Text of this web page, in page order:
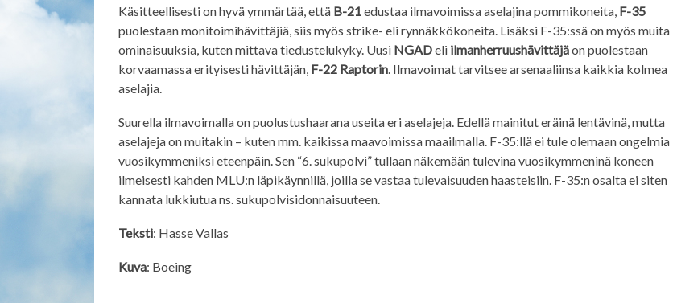
Käsitteellisesti on hyvä ymmärtää, että B-21edustaa ilmavoimissa aselajina pommikoneita, F-35
puolestaan monitoimihävittäjiä, siis myös strike- eli rynnäkkökoneita. Lisäksi F-35:ssä on myös muita
ominaisuuksia, kuten mittava tiedustelukyky. Uusi NGADeli ilmanherruushävittäjäon puolestaan
korvaamassa erityisesti hävittäjän, F-22 Raptorin. Ilmavoimat tarvitsee arsenaaliinsa kaikkia kolmea
aselajia.
Suurella ilmavoimalla on puolustushaarana useita eri aselajeja. Edellä mainitut eräinä lentävinä, mutta
aselajeja on muitakin – kuten mm. kaikissa maavoimissa maailmalla. F-35:llä ei tule olemaan ongelmia
vuosikymmeniksi eteenpäin. Sen “6. sukupolvi” tullaan näkemään tulevina vuosikymmeninä koneen
ilmeisesti kahden MLU:n läpikäynnillä, joilla se vastaa tulevaisuuden haasteisiin. F-35:n osalta ei siten
kannata lukkiutua ns. sukupolvisidonnaisuuteen.
Teksti: Hasse Vallas
Kuva: Boeing